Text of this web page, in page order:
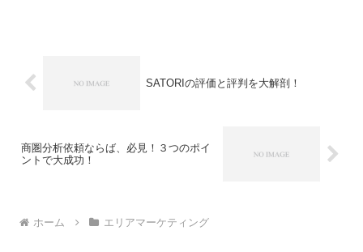
SATORIの評価と評判を大解剖！
商圏分析依頼ならば、必見！３つのポイ
ントで大成功！
ホーム エリアマーケティング